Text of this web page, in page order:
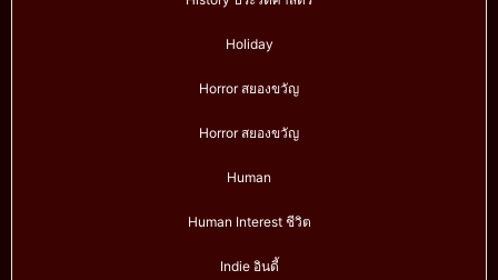
Holiday
Horror สยองขวัญ
Horror สยองขวัญ
Human
Human Interest ชีวิต
Indie อินดี้